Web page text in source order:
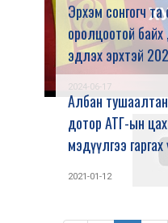
Эрхэм сонгогч та
оролцоотой
эдлэх эрхтэй
2024-06-17
Албан
дотор АТГ-ын
мэдүүлгээ гаргах
2021-01-12